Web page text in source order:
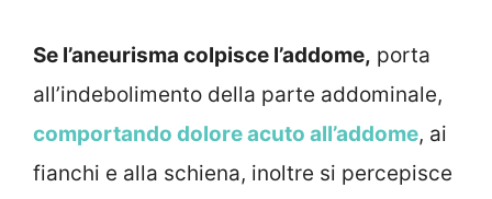
Se l’aneurisma colpisce l’addome, porta
all’indebolimento della parte addominale,
comportando dolore acuto all’addome, ai
fianchi e alla schiena, inoltre si percepisce